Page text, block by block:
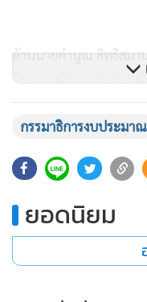
ด้านนายคำนูณ สิทธิสมา
กิจการวุฒิสภา หรือวิปวุฒิ
ร่างพระราชบัญญัติงบป
พ.ศ. 2563 โดยแนวทาง
ซึ่งมีความเห็นกำหนดทิศ
กำหนดให้สมาชิกผู้ประส
ภายในวันนี้ เวลา 12.00
อภิปรายของแต่ละ ส.ว.
กรรมาธิการงบประมาณ
ยอดนิยม